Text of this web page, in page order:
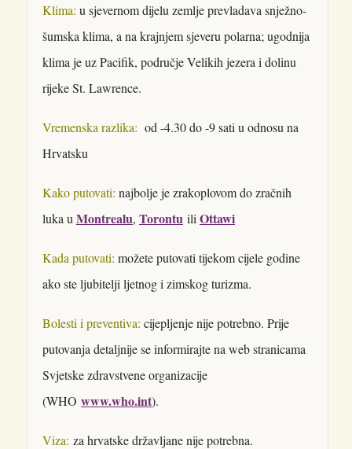
Klima: u sjevernom dijelu zemlje prevladava snježno-
šumska klima, a na krajnjem sjeveru polarna; ugodnija
klima je uz Pacifik, područje Velikih jezera i dolinu
rijeke St. Lawrence.
Vremenska razlika: od -4.30 do -9 sati u odnosu na
Hrvatsku
Kako putovati: najbolje je zrakoplovom do zračnih
luka u Montrealu, Torontu ili Ottawi
Kada putovati: možete putovati tijekom cijele godine
ako ste ljubitelji ljetnog i zimskog turizma.
Bolesti i preventiva: cijepljenje nije potrebno. Prije
putovanja detaljnije se informirajte na web stranicama
Svjetske zdravstvene organizacije
(WHO www.who.int).
Viza: za hrvatske državljane nije potrebna.